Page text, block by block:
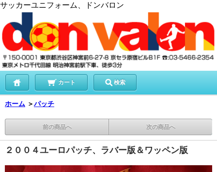
サッカーユニフォーム、ドンバロン
カート 検索
ホーム ＞パッチ
前の商品へ 次の商品へ
２００４ユーロパッチ、ラバー版＆ワッペン版